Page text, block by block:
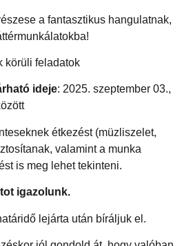
a fantasztikus hangulatnak,
körüli feladatok
ideje: 2025. szeptember 03.,
étkezést (müzliszelet,
valamint a munka
is meg lehet tekinteni.
igazolunk.
lejárta után bíráljuk el.